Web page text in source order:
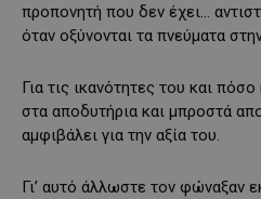
προπονητή που δεν έχει…
όταν οξύνονται τα πνεύματα
Για τις ικανότητες του και
στα αποδυτήρια και μπροστά
αμφιβάλει για την αξία του.
Γι’ αυτό άλλωστε τον φώναξαν